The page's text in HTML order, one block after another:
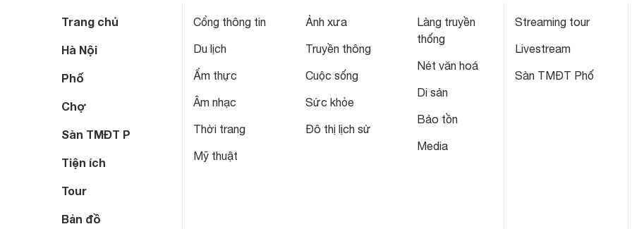
Trang chủ
Hà Nội
Phố
Chợ
Sàn TMĐT P
Tiện ích
Tour
Bản đồ
Cổng thông tin
Du lịch
Ẩm thực
Âm nhạc
Thời trang
Mỹ thuật
Ảnh xưa
Truyền thông
Cuộc sống
Sức khỏe
Đô thị lịch sử
Làng truyền
thống
Nét văn hoá
Di sản
Bảo tồn
Media
Streaming tour
Livestream
Sàn TMĐT Phố